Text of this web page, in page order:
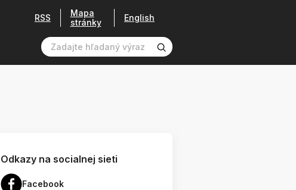
RSS
Mapa
stránky
English
Odkazy na socialnej sieti
Facebook